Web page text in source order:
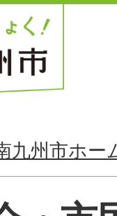
九州市ホー